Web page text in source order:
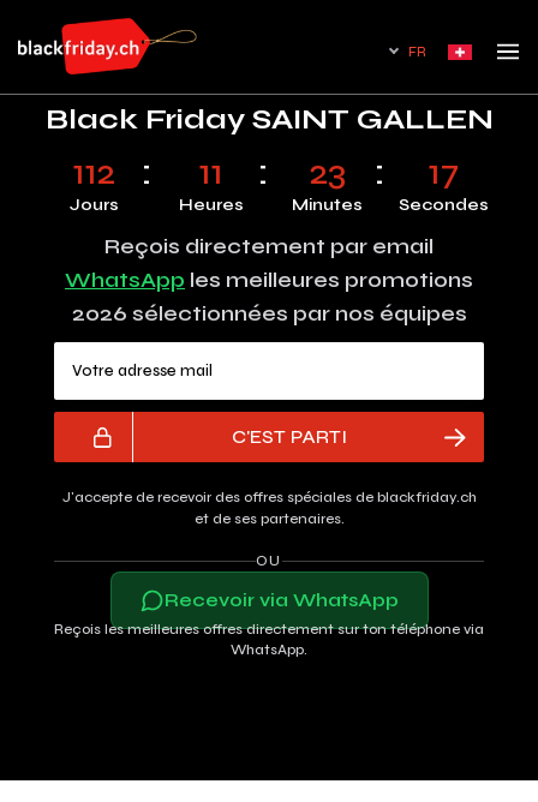
FR
Black Friday SAINT GALLEN
112
Jours
11
Heures
23
Minutes
16
Secondes
Reçois directement par email
WhatsApp les meilleures promotions
2026 sélectionnées par nos équipes
C'EST PARTI
J'accepte de recevoir des offres spéciales de blackfriday.ch
et de ses partenaires.
OU
Recevoir via WhatsApp
Reçois les meilleures offres directement sur ton téléphone via
WhatsApp.